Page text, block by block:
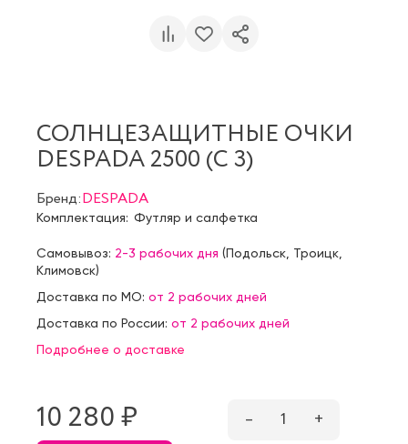
СОЛНЦЕЗАЩИТНЫЕ ОЧКИ
DESPADA 2500 (C 3)
Бренд:DESPADA
Комплектация: Футляр и салфетка
Самовывоз: 2-3 рабочих дня (Подольск Троицк
Климовск)
Доставка по МО: от 2 рабочих дней
Доставка по России: от 2 рабочих дней
Подробнее о доставке
10 280 ₷ – 1 +